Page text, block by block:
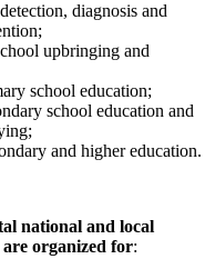
diagnosis and
upbringing and
school education;
school education and
and higher education.
national and local
organized for: